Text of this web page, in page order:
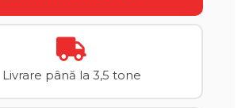
Livrare până la 3,5 tone